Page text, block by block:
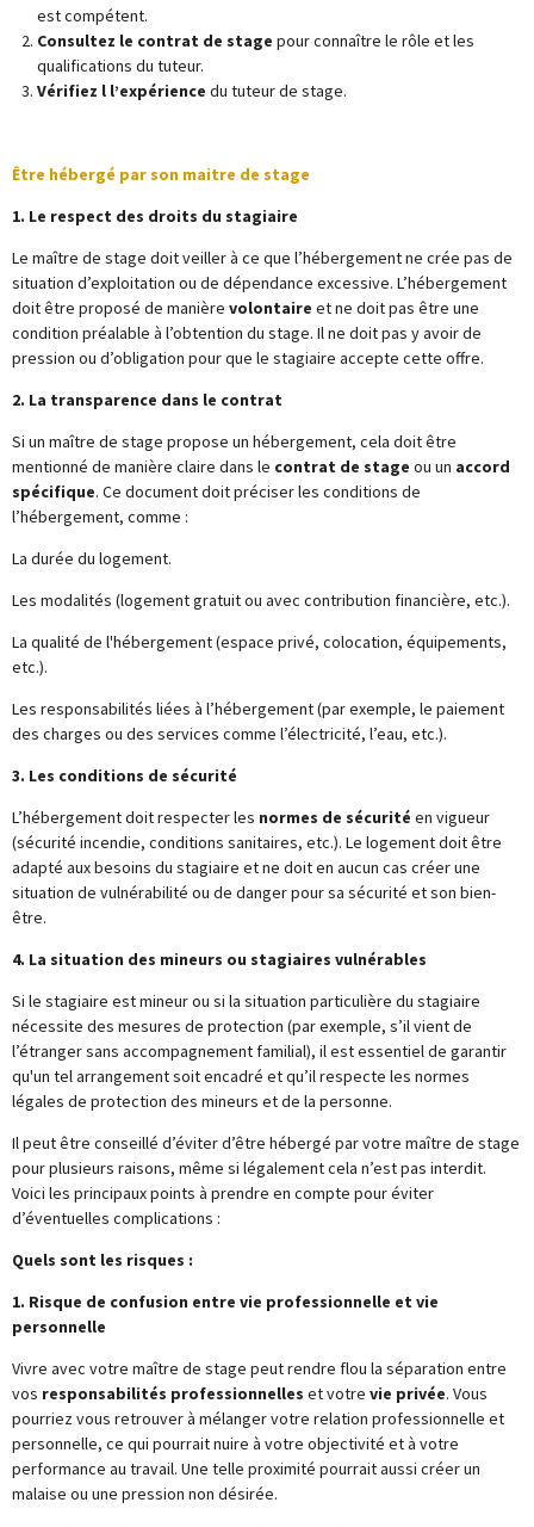
est compétent.
Consultez le contrat de stage pour connaître le rôle et les
qualifications du tuteur.
Vérifiez l l’expérience du tuteur de stage.
Être hébergé par son maitre de stage
1. Le respect des droits du stagiaire
Le maître de stage doit veiller à ce que l’hébergement ne crée pas de
situation d’exploitation ou de dépendance excessive. L’hébergement
doit être proposé de manière volontaire et ne doit pas être une
condition préalable à l’obtention du stage. Il ne doit pas y avoir de
pression ou d’obligation pour que le stagiaire accepte cette offre.
2. La transparence dans le contrat
Si un maître de stage propose un hébergement, cela doit être
mentionné de manière claire dans le contrat de stage ou un accord
spécifique. Ce document doit préciser les conditions de
l’hébergement, comme :
La durée du logement.
Les modalités (logement gratuit ou avec contribution financière, etc.).
La qualité de l'hébergement (espace privé, colocation, équipements,
etc.).
Les responsabilités liées à l’hébergement (par exemple, le paiement
des charges ou des services comme l’électricité, l’eau, etc.).
3. Les conditions de sécurité
L’hébergement doit respecter les normes de sécurité en vigueur
(sécurité incendie, conditions sanitaires, etc.). Le logement doit être
adapté aux besoins du stagiaire et ne doit en aucun cas créer une
situation de vulnérabilité ou de danger pour sa sécurité et son bien-
être.
4. La situation des mineurs ou stagiaires vulnérables
Si le stagiaire est mineur ou si la situation particulière du stagiaire
nécessite des mesures de protection (par exemple, s’il vient de
l’étranger sans accompagnement familial), il est essentiel de garantir
qu'un tel arrangement soit encadré et qu’il respecte les normes
légales de protection des mineurs et de la personne.
Il peut être conseillé d’éviter d’être hébergé par votre maître de stage
pour plusieurs raisons, même si légalement cela n’est pas interdit.
Voici les principaux points à prendre en compte pour éviter
d’éventuelles complications :
Quels sont les risques :
1. Risque de confusion entre vie professionnelle et vie
personnelle
Vivre avec votre maître de stage peut rendre flou la séparation entre
vos responsabilités professionnelles et votre vie privée. Vous
pourriez vous retrouver à mélanger votre relation professionnelle et
personnelle, ce qui pourrait nuire à votre objectivité et à votre
performance au travail. Une telle proximité pourrait aussi créer un
malaise ou une pression non désirée.